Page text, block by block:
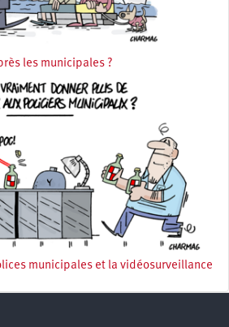
les municipales ?
municipales et la vidéosurveillance